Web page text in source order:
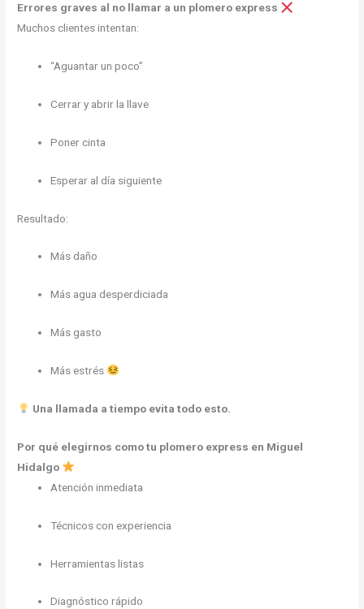
Errores graves al no llamar a un plomero express
Muchos clientes intentan:
“Aguantar un poco”
Cerrar y abrir la llave
Poner cinta
Esperar al día siguiente
Resultado:
Más daño
Más agua desperdiciada
Más gasto
Más estrés
Una llamada a tiempo evita todo esto.
Por qué elegirnos como tu plomero express en Miguel
Hidalgo
Atención inmediata
Técnicos con experiencia
Herramientas listas
Diagnóstico rápido